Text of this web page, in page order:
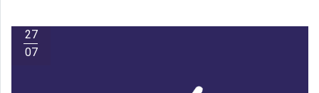
27
07